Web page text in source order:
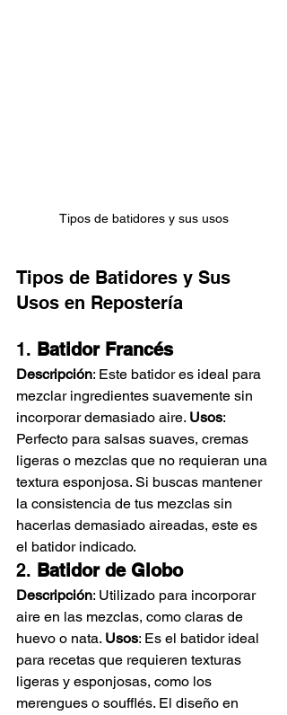
Tipos de batidores y sus usos
Tipos de Batidores y Sus
Usos en Repostería
1. Batidor Francés
Descripción: Este batidor es ideal para
mezclar ingredientes suavemente sin
incorporar demasiado aire. Usos:
Perfecto para salsas suaves, cremas
ligeras o mezclas que no requieran una
textura esponjosa. Si buscas mantener
la consistencia de tus mezclas sin
hacerlas demasiado aireadas, este es
el batidor indicado.
2. Batidor de Globo
Descripción: Utilizado para incorporar
aire en las mezclas, como claras de
huevo o nata. Usos: Es el batidor ideal
para recetas que requieren texturas
ligeras y esponjosas, como los
merengues o soufflés. El diseño en